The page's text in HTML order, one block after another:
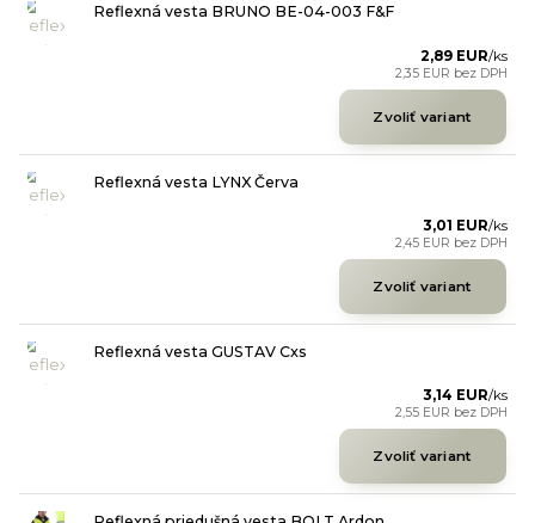
Reflexná vesta BRUNO BE-04-003 F&F
2,89 EUR/ks
2,35 EUR bez DPH
Zvoliť variant
Reflexná vesta LYNX Červa
3,01 EUR/ks
2,45 EUR bez DPH
Zvoliť variant
Reflexná vesta GUSTAV Cxs
3,14 EUR/ks
2,55 EUR bez DPH
Zvoliť variant